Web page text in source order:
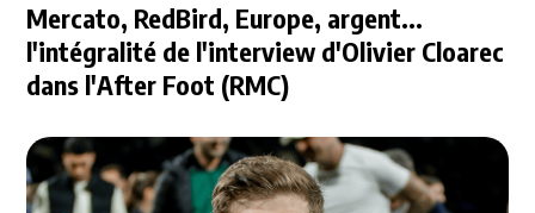
Mercato, RedBird, Europe, argent...
l'intégralité de l'interview d'Olivier Cloarec
dans l'After Foot (RMC)